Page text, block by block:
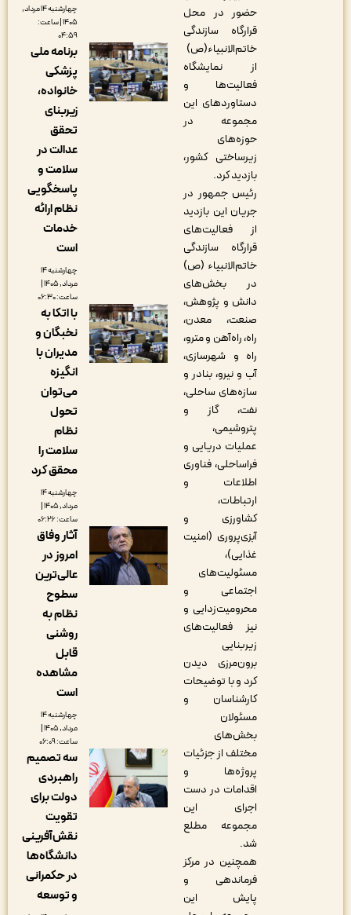
حضور در محل
قرارگاه سازندگی
خاتم‌الانبیاء(ص)
از نمایشگاه
فعالیت‌ها و
دستاوردهای این
مجموعه در
حوزه‌های
زیرساختی کشور،
بازدید کرد.
رئیس جمهور در
جریان این بازدید
از فعالیت‌های
قرارگاه سازندگی
خاتم‌الانبیاء (ص)
در بخش‌های
دانش و پژوهش،
صنعت، معدن،
راه، راه‌آهن و مترو،
راه و شهرسازی،
آب و نیرو، بنادر و
سازه‌های ساحلی،
نفت، گاز و
پتروشیمی،
عملیات دریایی و
فراساحلی، فناوری
اطلاعات و
ارتباطات،
کشاورزی و
آبزی‌پروری (امنیت
مسئولیت‌های
اجتماعی و
محرومیت‌زدایی و
نیز فعالیت‌های
برون‌مرزی دیدن
کرد و با توضیحات
کارشناسان و
مسئولان
بخش‌های
مختلف از جزئیات
پروژه‌ها و
اقدامات در دست
اجرای این
مجموعه مطلع
همچنین در مرکز
فرماندهی و
پایش این
چهارشنبه ۱۴ مرداد,
۱۴۰۵ | ساعت:
برنامه ملی
پزشکی
خانواده،
عدالت در
سلامت و
پاسخگویی
نظام ارائه
چهارشنبه ۱۴
مرداد, ۱۴۰۵ |
با اتکا به
نخبگان و
مدیران با
می‌توان
سلامت را
محقق کرد
چهارشنبه ۱۴
مرداد, ۱۴۰۵ |
آثار وفاق
امروز در
عالی‌ترین
نظام به
مشاهده
چهارشنبه ۱۴
مرداد, ۱۴۰۵ |
سه تصمیم
راهبردی
دولت برای
نقش‌آفرینی
دانشگاه‌ها
در حکمرانی
و توسعه